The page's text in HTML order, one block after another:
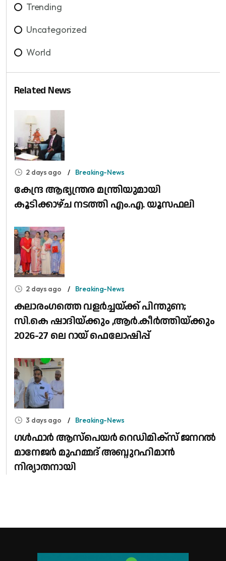
Trending
Uncategorized
World
Related News
2 days ago Breaking-News
കേന്ദ്ര ആഭ്യന്ത്രര മന്ത്രിയുമായി
കൂടിക്കാഴ്ച നടത്തി എം.എ. യൂസഫലി
2 days ago Breaking-News
കലാരംഗത്തെ വളർച്ചയ്ക്ക് പിന്തുണ;
സി.കെ ഷാദിയ്ക്കും ,ആർ.കീർത്തിയ്ക്കും
2026-27 ലെ റായ് ഫെലോഷിപ്പ്
3 days ago Breaking-News
​ഗൾഫാർ ആസ്പെയർ റെഡിമിക്സ് ജനറൽ
മാനേജർ മുഹമ്മദ് അബ്ദുറഹിമാൻ
നിര്യാതനായി